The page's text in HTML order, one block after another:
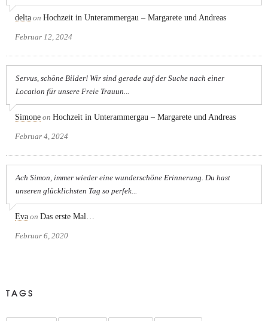
delta on Hochzeit in Unterammergau – Margarete und Andreas
Februar 12, 2024
Servus, schöne Bilder! Wir sind gerade auf der Suche nach einer
Location für unsere Freie Trauun...
Simone on Hochzeit in Unterammergau – Margarete und Andreas
Februar 4, 2024
Ach Simon, immer wieder eine wunderschöne Erinnerung. Du hast
unseren glücklichsten Tag so perfek...
Eva on Das erste Mal…
Februar 6, 2020
TAGS